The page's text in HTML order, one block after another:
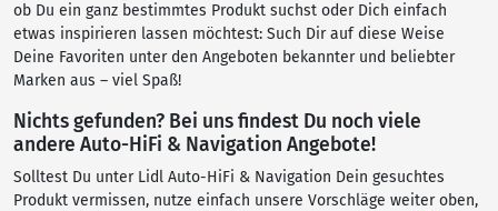
ob Du ein ganz bestimmtes Produkt suchst oder Dich einfach
etwas inspirieren lassen möchtest: Such Dir auf diese Weise
Deine Favoriten unter den Angeboten bekannter und beliebter
Marken aus – viel Spaß!
Nichts gefunden? Bei uns findest Du noch viele
andere Auto-HiFi & Navigation Angebote!
Solltest Du unter Lidl Auto-HiFi & Navigation Dein gesuchtes
Produkt vermissen, nutze einfach unsere Vorschläge weiter oben,